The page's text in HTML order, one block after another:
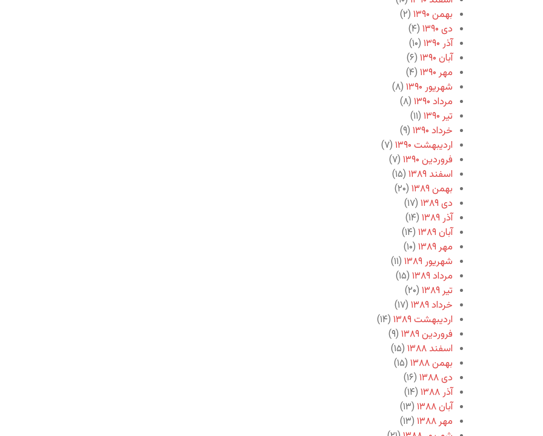
بهمن ۱۳۹۰
(۲)
دی ۱۳۹۰
(۴)
آذر ۱۳۹۰
(۱۰)
آبان ۱۳۹۰
(۶)
مهر ۱۳۹۰
(۴)
شهریور ۱۳۹۰
(۸)
مرداد ۱۳۹۰
(۸)
تیر ۱۳۹۰
(۱۱)
خرداد ۱۳۹۰
(۹)
اردیبهشت ۱۳۹۰
(۷)
فروردین ۱۳۹۰
(۷)
اسفند ۱۳۸۹
(۱۵)
بهمن ۱۳۸۹
(۲۰)
دی ۱۳۸۹
(۱۷)
آذر ۱۳۸۹
(۱۴)
آبان ۱۳۸۹
(۱۴)
مهر ۱۳۸۹
(۱۰)
شهریور ۱۳۸۹
(۱۱)
مرداد ۱۳۸۹
(۱۵)
تیر ۱۳۸۹
(۲۰)
خرداد ۱۳۸۹
(۱۷)
اردیبهشت ۱۳۸۹
(۱۴)
فروردین ۱۳۸۹
(۹)
اسفند ۱۳۸۸
(۱۵)
بهمن ۱۳۸۸
(۱۵)
دی ۱۳۸۸
(۱۶)
آذر ۱۳۸۸
(۱۴)
آبان ۱۳۸۸
(۱۳)
مهر ۱۳۸۸
(۱۳)